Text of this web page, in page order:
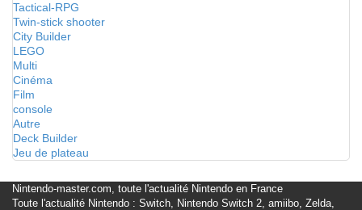
Tactical-RPG
Twin-stick shooter
City Builder
LEGO
Multi
Cinéma
Film
console
Autre
Deck Builder
Jeu de plateau
Nintendo-master.com, toute l'actualité Nintendo en France
Toute l'actualité Nintendo : Switch, Nintendo Switch 2, amiibo, Zelda,